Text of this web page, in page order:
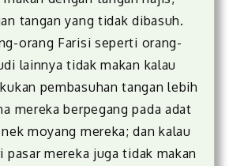
tangan yang tidak dibasuh.
orang Farisi seperti orang-
lainnya tidak makan kalau
pembasuhan tangan lebih
mereka berpegang pada adat
moyang mereka; dan kalau
pasar mereka juga tidak makan